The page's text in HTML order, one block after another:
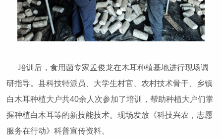
培训后，食用菌专家孟俊龙在木耳种植基地进行现场调
研指导。县科技特派员、大学生村官、农村技术骨干、乡镇
白木耳种植大户共40余人次参加了培训，帮助种植大户们掌
握种植白木耳等的新技能技术。现场发放《科技兴农，志愿
服务在行动》科普宣传资料。